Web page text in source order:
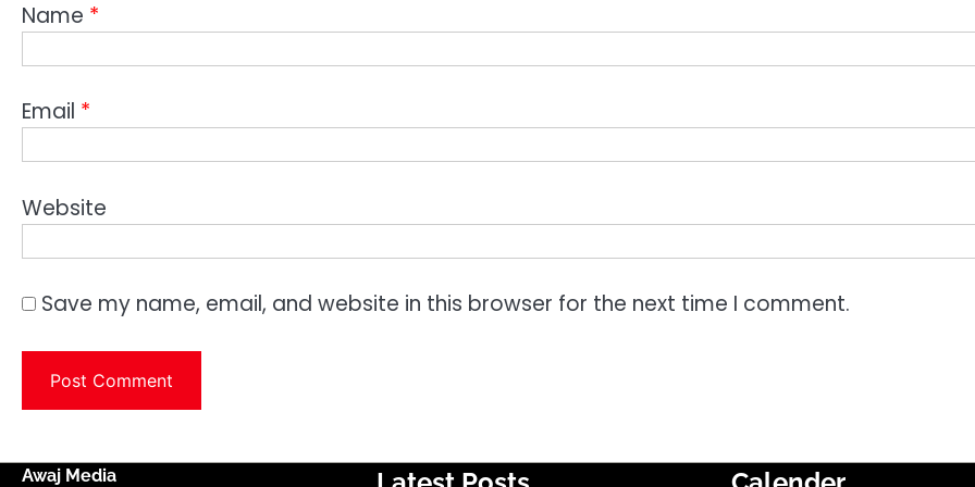
Name *
Email *
Website
Save my name, email, and website in this browser for the next time I comment.
Awaj Media